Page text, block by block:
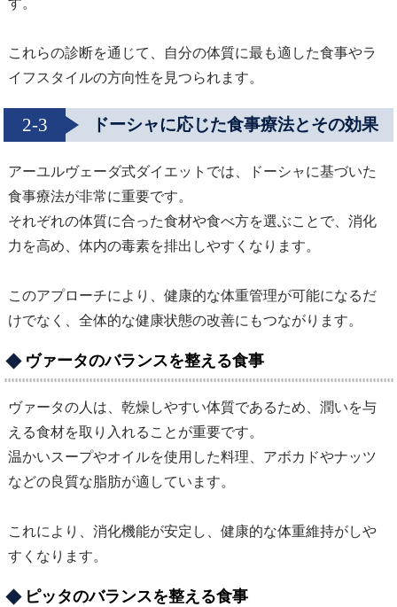
す。
これらの診断を通じて、自分の体質に最も適した食事やラ
イフスタイルの方向性を見つられます。
2-3 ドーシャに応じた食事療法とその効果
アーユルヴェーダ式ダイエットでは、ドーシャに基づいた
食事療法が非常に重要です。
それぞれの体質に合った食材や食べ方を選ぶことで、消化
力を高め、体内の毒素を排出しやすくなります。
このアプローチにより、健康的な体重管理が可能になるだ
けでなく、全体的な健康状態の改善にもつながります。
ヴァータのバランスを整える食事
ヴァータの人は、乾燥しやすい体質であるため、潤いを与
える食材を取り入れることが重要です。
温かいスープやオイルを使用した料理、アボカドやナッツ
などの良質な脂肪が適しています。
これにより、消化機能が安定し、健康的な体重維持がしや
すくなります。
ピッタのバランスを整える食事